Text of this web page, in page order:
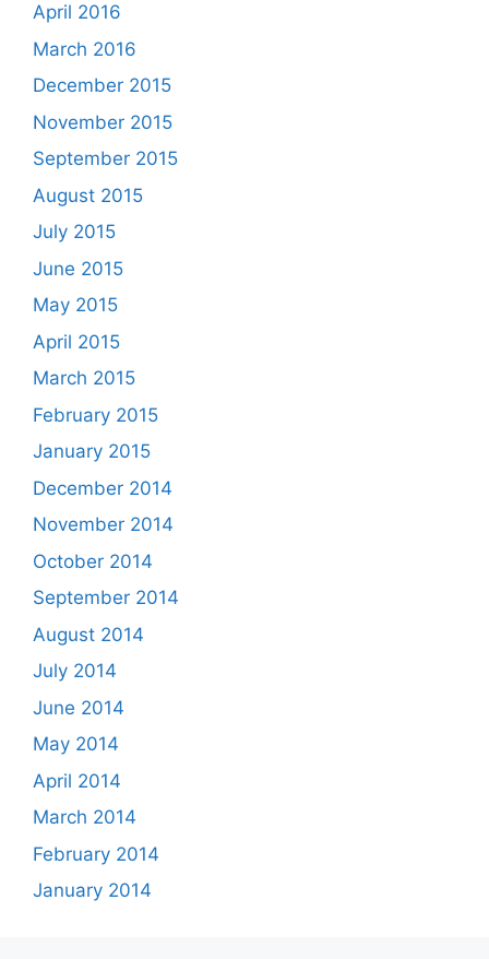
April 2016
March 2016
December 2015
November 2015
September 2015
August 2015
July 2015
June 2015
May 2015
April 2015
March 2015
February 2015
January 2015
December 2014
November 2014
October 2014
September 2014
August 2014
July 2014
June 2014
May 2014
April 2014
March 2014
February 2014
January 2014